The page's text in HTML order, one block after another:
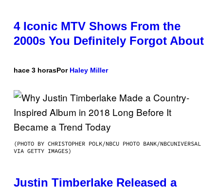
4 Iconic MTV Shows From the
2000s You Definitely Forgot About
hace 3 horasPor Haley Miller
(PHOTO BY CHRISTOPHER POLK/NBCU PHOTO BANK/NBCUNIVERSAL
VIA GETTY IMAGES)
Justin Timberlake Released a